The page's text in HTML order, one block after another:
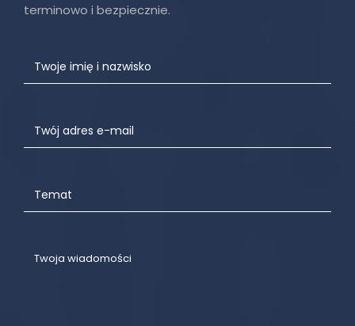
terminowo i bezpiecznie.